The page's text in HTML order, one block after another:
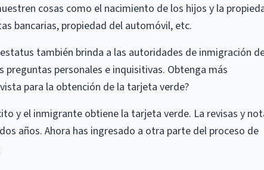
cosas como el nacimiento de los hijos y la
bancarias, propiedad del automóvil, etc.
también brinda a las autoridades de inmigración
preguntas personales e inquisitivas. Obtenga más
para la obtención de la tarjeta verde?
y el inmigrante obtiene la tarjeta verde. La revisas y
años. Ahora has ingresado a otra parte del proceso de